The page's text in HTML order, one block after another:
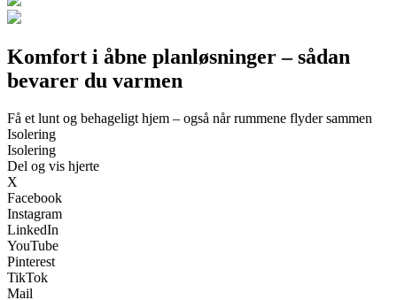
Komfort i åbne planløsninger – sådan
bevarer du varmen
Få et lunt og behageligt hjem – også når rummene flyder sammen
Isolering
Isolering
Del og vis hjerte
X
Facebook
Instagram
LinkedIn
YouTube
Pinterest
TikTok
Mail